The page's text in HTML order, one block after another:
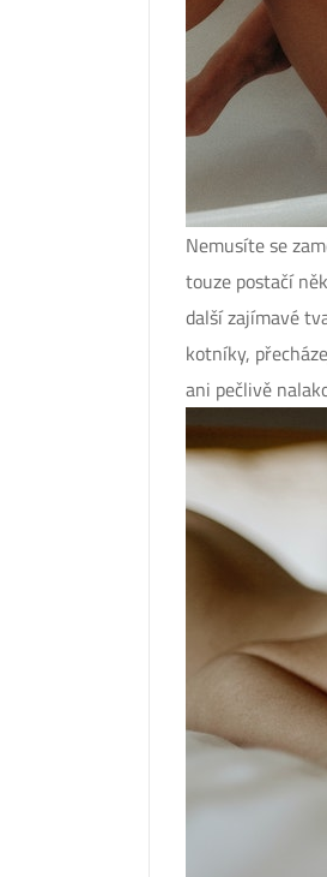
Nemusíte se
touze postačí
další zajímavé
kotníky,
ani pečlivě